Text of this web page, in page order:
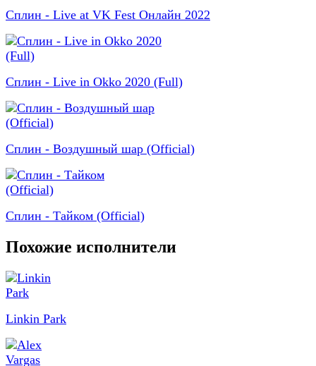
Сплин - Live at VK Fest Онлайн 2022
Сплин - Live in Okko 2020 (Full)
Сплин - Воздушный шар (Official)
Сплин - Тайком (Official)
Похожие исполнители
Linkin Park